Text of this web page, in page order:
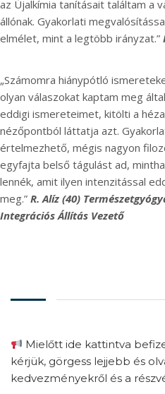
az Újalkímia tanításait találtam a
állónak. Gyakorlati
elmélet, mint a legtöbb irányzat.”
„Számomra hiánypótló
olyan válaszokat kaptam meg
eddigi ismereteimet, kitölti a
nézőpontból láttatja azt.
értelmezhető, mégis nagyon
egyfajta belső tágulást ad,
lennék, amit ilyen intenzitással
meg.” R. Alíz (40)
Integrációs Állítás Vezető
Mielőtt ide kattintva
kérjük, görgess lejjebb és
kedvezményekről és a